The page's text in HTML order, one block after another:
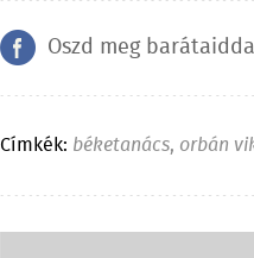
Oszd meg
Címkék: béketanács, orbán